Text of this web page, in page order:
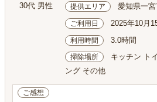
30代 男性 提供エリア 愛知県一
ご利用日 2025年10月
利用時間 3.0時間
掃除場所
キッチン ト
ング その他
ご感想